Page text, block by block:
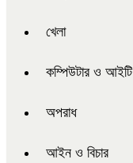
খেলা
কম্পিউটার ও আইটি
অপরাধ
আইন ও বিচার